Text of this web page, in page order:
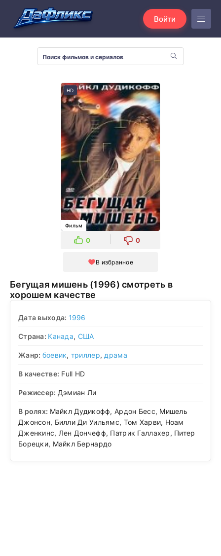
Войти
HD
Фильм
0 0
В избранное
Бегущая мишень (1996) смотреть в
хорошем качестве
Дата выхода: 1996
Страна: Канада, США
Жанр: боевик, триллер, драма
В качестве: Full HD
Режиссер: Дэмиан Ли
В ролях: Майкл Дудикофф, Ардон Бесс, Мишель
Джонсон, Билли Ди Уильямс, Том Харви, Ноам
Дженкинс, Лен Дончефф, Патрик Галлахер, Питер
Борецки, Майкл Бернардо